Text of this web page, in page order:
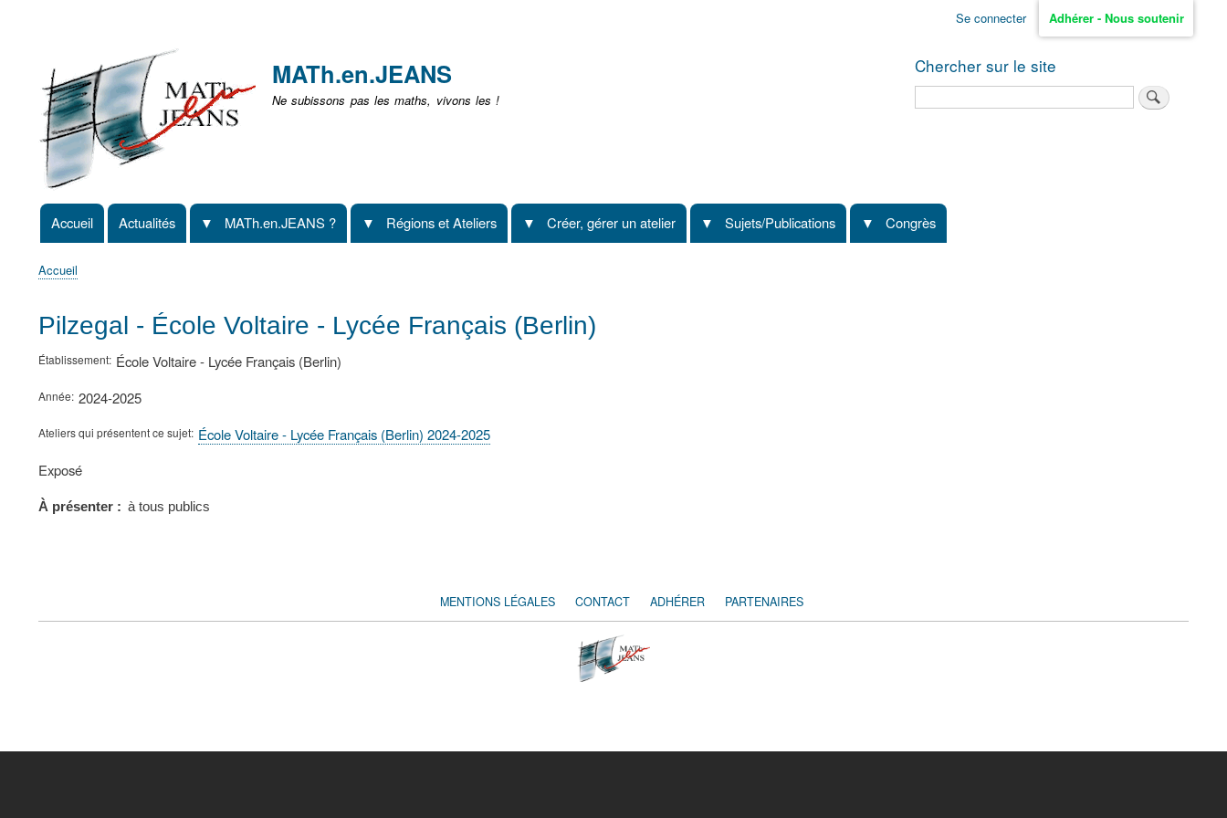
non
identifié
Se connecter Adhérer - Nous soutenir
MATh.en.JEANS
Ne subissons pas les maths, vivons les !
Chercher sur le site
Navigation
principale
Accueil Actualités MATh.en.JEANS ? Régions et Ateliers Créer, gérer un atelier Sujets/Publications Congrès
d'Ariane
Accueil
Pilzegal - École Voltaire - Lycée Français (Berlin)
Établissement École Voltaire - Lycée Français (Berlin)
Année 2024-2025
Ateliers qui présentent ce sujet École Voltaire - Lycée Français (Berlin) 2024-2025
Type
présentation
Exposé
À présenter à tous publics
FOOTER
MENTIONS LÉGALES CONTACT ADHÉRER PARTENAIRES